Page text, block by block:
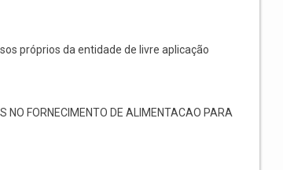
próprios da entidade de livre aplicação
NO FORNECIMENTO DE ALIMENTACAO PARA